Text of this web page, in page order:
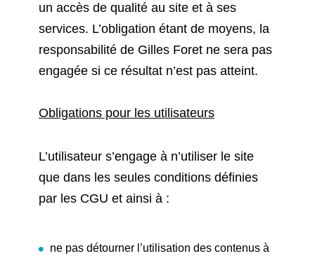
un accès de qualité au site et à ses
services. L’obligation étant de moyens, la
responsabilité de Gilles Foret ne sera pas
engagée si ce résultat n’est pas atteint.
Obligations pour les utilisateurs
L’utilisateur s’engage à n’utiliser le site
que dans les seules conditions définies
par les CGU et ainsi à :
ne pas détourner l’utilisation des contenus à